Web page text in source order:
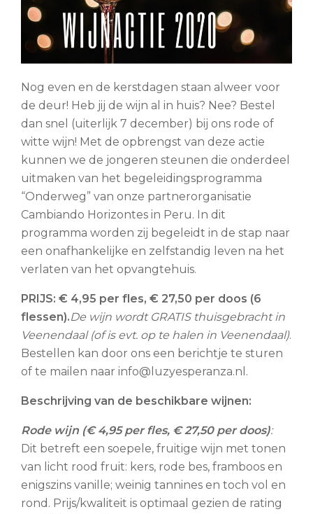
Nog even en de kerstdagen staan alweer voor
de deur! Heb jij de wijn al in huis? Nee? Bestel
dan snel (uiterlijk 7 december) bij ons rode of
witte wijn! Met de opbrengst van deze actie
kunnen we de jongeren steunen die onderdeel
uitmaken van het begeleidingsprogramma
“Onderweg” van onze partnerorganisatie
Cambiando Horizontes in Peru. In dit
programma worden zij begeleidt in de stap naar
een onafhankelijke en zelfstandig leven na het
verlaten van het opvangtehuis.
PRIJS: € 4,95 per fles, € 27,50 per doos (6
flessen).De wijn wordt GRATIS thuisgebracht in
Veenendaal (of is evt. op te halen in Veenendaal).
Bestellen kan door ons een berichtje te sturen
of te mailen naar info@luzyesperanza.nl.
Beschrijving van de beschikbare wijnen:
Rode wijn (€ 4,95 per fles, € 27,50 per doos):
Dit betreft een soepele, fruitige wijn met tonen
van licht rood fruit: kers, rode bes, framboos en
enigszins vanille; weinig tannines en toch vol en
rond. Prijs/kwaliteit is optimaal gezien de rating